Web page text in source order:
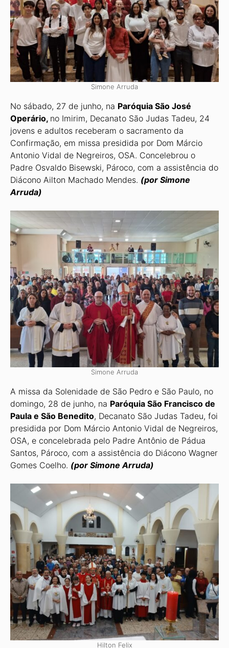
Simone Arruda
No sábado, 27 de junho, na Paróquia São José
Operário, no Imirim, Decanato São Judas Tadeu, 24
jovens e adultos receberam o sacramento da
Confirmação, em missa presidida por Dom Márcio
Antonio Vidal de Negreiros, OSA. Concelebrou o
Padre Osvaldo Bisewski, Pároco, com a assistência do
Diácono Ailton Machado Mendes. (por Simone
Arruda)
Simone Arruda
A missa da Solenidade de São Pedro e São Paulo, no
domingo, 28 de junho, na Paróquia São Francisco de
Paula e São Benedito, Decanato São Judas Tadeu, foi
presidida por Dom Márcio Antonio Vidal de Negreiros,
OSA, e concelebrada pelo Padre Antônio de Pá­dua
Santos, Pároco, com a assistência do Diácono Wagner
Gomes Coelho. (por Simone Arruda)
Hilton Felix